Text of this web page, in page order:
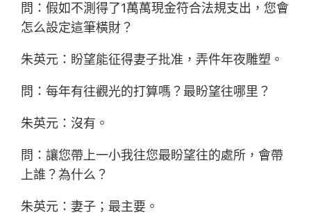
問：假如不測得了1萬萬現金符合法規支出，您會
怎么設定這筆橫財？
朱英元：盼望能征得妻子批准，弄件年夜雕塑。
問：每年有往觀光的打算嗎？最盼望往哪里？
朱英元：沒有。
問：讓您帶上一小我往您最盼望往的處所，會帶
上誰？為什么？
朱英元：妻子；最主要。